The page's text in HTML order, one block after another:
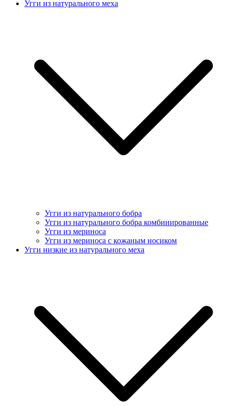
Угги из натурального меха
Угги из натурального бобра
Угги из натурального бобра комбинированные
Угги из мериноса
Угги из мериноса с кожаным носиком
Угги низкие из натурального меха